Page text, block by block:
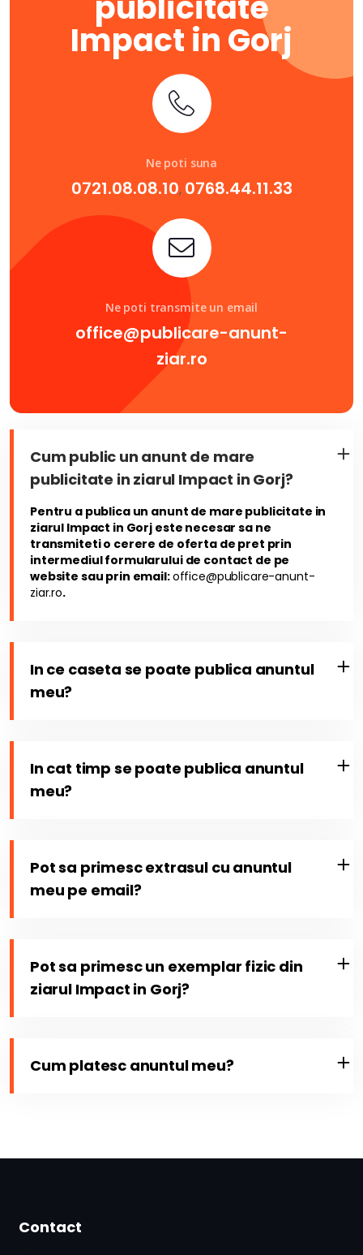
Impact in Gorj
Ne poti suna
0721.08.08.10, 0768.44.11.33
Ne poti transmite un email
office@publicare-anunt-
ziar.ro
Cum public un anunt de mare
publicitate in ziarul Impact in Gorj?
Pentru a publica un anunt de mare publicitate in
ziarul Impact in Gorj este necesar sa ne
transmiteti o cerere de oferta de pret prin
intermediul formularului de contact de pe
website sau prin email:office@publicare-anunt-
ziar.ro.
In ce caseta se poate publica anuntul
meu?
In cat timp se poate publica anuntul
meu?
Pot sa primesc extrasul cu anuntul
meu pe email?
Pot sa primesc un exemplar fizic din
ziarul Impact in Gorj?
Cum platesc anuntul meu?
Contact